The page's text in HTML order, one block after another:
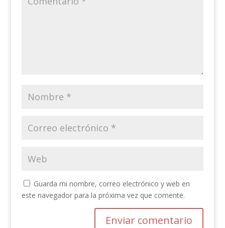
Guarda mi nombre, correo electrónico y web en
este navegador para la próxima vez que comente.